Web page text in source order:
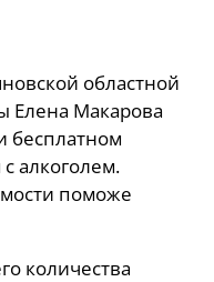
областной
Елена Макарова
бесплатном
алкоголем.
поможе
количества